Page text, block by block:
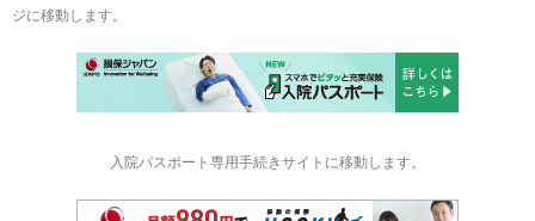
ジに移動します。
入院パスポート専用手続きサイトに移動します。